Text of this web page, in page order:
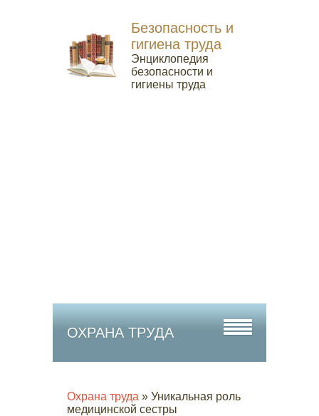
Безопасность и
гигиена труда
Энциклопедия
безопасности и
гигиены труда
ОХРАНА ТРУДА
Охрана труда » Уникальная роль
медицинской сестры